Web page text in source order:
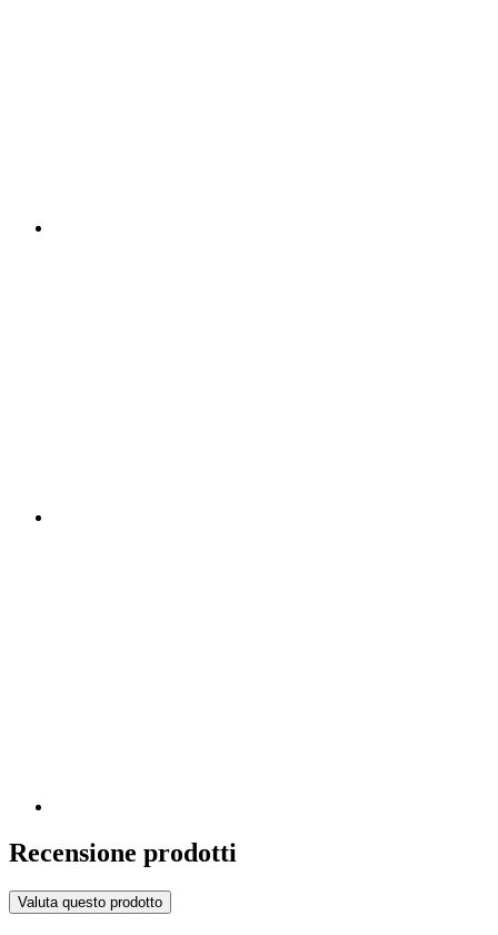
Recensione prodotti
Valuta questo prodotto